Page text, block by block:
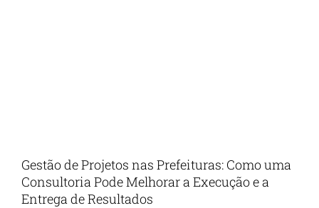
Gestão de Projetos nas Prefeituras: Como uma
Consultoria Pode Melhorar a Execução e a
Entrega de Resultados